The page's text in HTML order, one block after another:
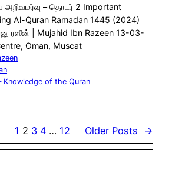
அறிவமர்வு – தொடர் 2 Important
Al-Quran Ramadan 1445 (2024)
ரஸீன் | Mujahid Ibn Razeen 13-03-
Oman, Muscat
Knowledge of the Quran
1 2 3 4 … 12 Older Posts →